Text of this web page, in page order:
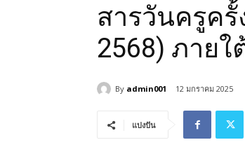
สารวันครูครั้
2568) ภาย
By admin001 12 มกราคม 2025
แบ่งปัน